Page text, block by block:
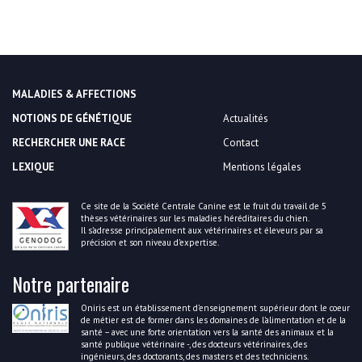
MALADIES & AFFECTIONS
NOTIONS DE GÉNÉTIQUE
RECHERCHER UNE RACE
LEXIQUE
Actualités
Contact
Mentions légales
Ce site de la Société Centrale Canine est le fruit du travail de 5
thèses vétérinaires sur les maladies héréditaires du chien.
Il s’adresse principalement aux vétérinaires et éleveurs par sa
précision et son niveau d’expertise.
Notre partenaire
Oniris est un établissement d’enseignement supérieur dont le coeur
de métier est de former dans les domaines de l’alimentation et de la
santé – avec une forte orientation vers la santé des animaux et la
santé publique vétérinaire -, des docteurs vétérinaires, des
ingénieurs, des doctorants, des masters et des techniciens.